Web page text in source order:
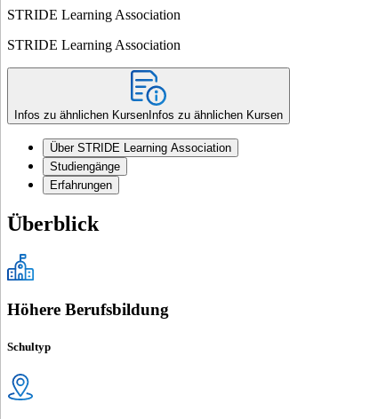
STRIDE Learning Association
STRIDE Learning Association
Infos zu ähnlichen Kursen Infos zu ähnlichen Kursen
Über STRIDE Learning Association
Studiengänge
Erfahrungen
Überblick
Höhere Berufsbildung
Schultyp